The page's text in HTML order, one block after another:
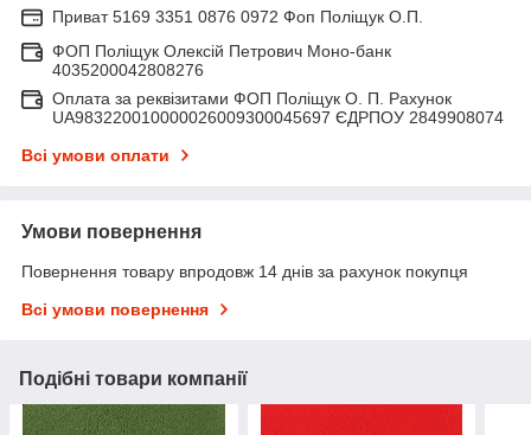
Приват 5169 3351 0876 0972 Фоп Поліщук О.П.
ФОП Поліщук Олексій Петрович Моно-банк
4035200042808276
Оплата за реквізитами ФОП Поліщук О. П. Рахунок
UA983220010000026009300045697 ЄДРПОУ 2849908074
Всі умови оплати
Умови повернення
Повернення товару впродовж 14 днів за рахунок покупця
Всі умови повернення
Подібні товари компанії